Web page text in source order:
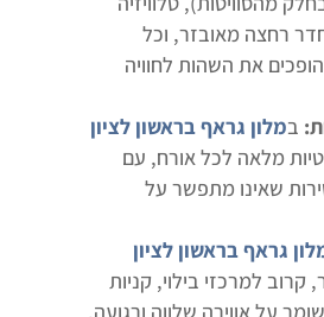
רחצה מאובזר, וכל
את השהות לחוויה
במלון גראף בראשון לציון
מלאה לכל אורח, עם
שאינו מתפשר על
גראף בראשון לציון
למרכזי בילוי, קניות